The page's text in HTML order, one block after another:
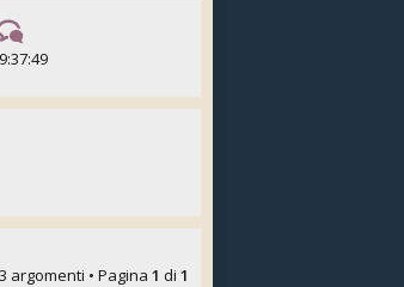
3 argomenti • Pagina 1 di 1